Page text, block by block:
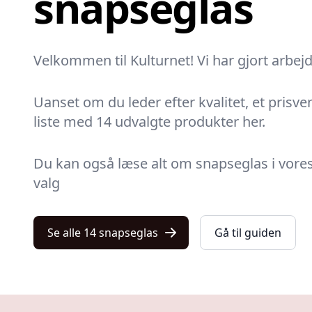
Velkommen til Kulturnet! Vi har gjort
Uanset om du leder efter kvalitet, et
liste med 14 udvalgte produkter her.
Du kan også læse alt om snapseglas i
valg
Se alle 14 snapseglas Gå til guiden